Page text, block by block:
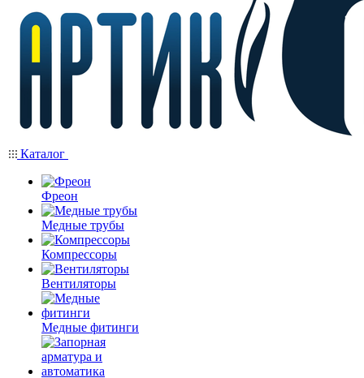
Каталог
Фреон
Медные трубы
Компрессоры
Вентиляторы
Медные фитинги